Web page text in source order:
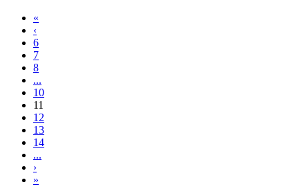
«
‹
6
7
8
...
10
11
12
13
14
...
›
»